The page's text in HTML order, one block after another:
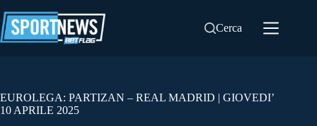
al
contenuto
Cerca
EUROLEGA: PARTIZAN – REAL MADRID | GIOVEDI’
10 APRILE 2025